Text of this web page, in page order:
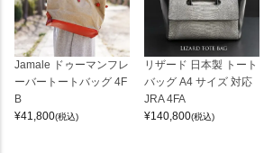
Jamale ドゥーマンフレ
ーバートートバッグ 4F
B
¥41,800(税込)
リザード 日本製 トート
バッグ A4 サイズ 対応
JRA 4FA
¥140,800(税込)